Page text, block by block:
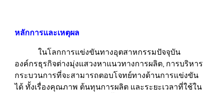
หลักการและเหตุผล
ในโลกการแข่งขันทางอุตสาหกรรมปัจจุบัน
องค์กรธุรกิจต่างมุ่งแสวงหาแนวทางการผลิต, การบริหาร
กระบวนการที่จะสามารถตอบโจทย์ทางด้านการแข่งขัน
ได้ ทั้งเรื่องคุณภาพ ต้นทุนการผลิต และระยะเวลาที่ใช้ใน